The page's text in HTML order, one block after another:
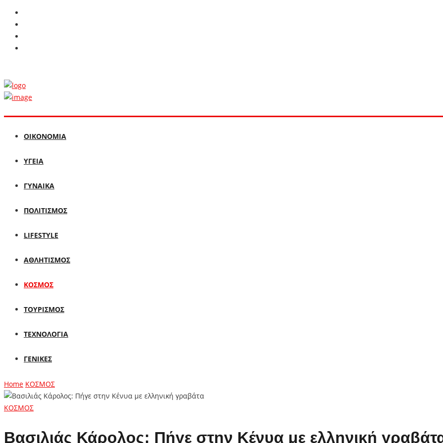
ΟΙΚΟΝΟΜΙΑ
ΥΓΕΙΑ
ΓΥΝΑΙΚΑ
ΠΟΛΙΤΙΣΜΟΣ
LIFESTYLE
ΑΘΛΗΤΙΣΜΟΣ
ΚΟΣΜΟΣ
ΤΟΥΡΙΣΜΟΣ
ΤΕΧΝΟΛΟΓΙΑ
ΓΕΝΙΚΕΣ
Home ΚΟΣΜΟΣ
ΚΟΣΜΟΣ
Βασιλιάς Κάρολος: Πήγε στην Κένυα με ελληνική